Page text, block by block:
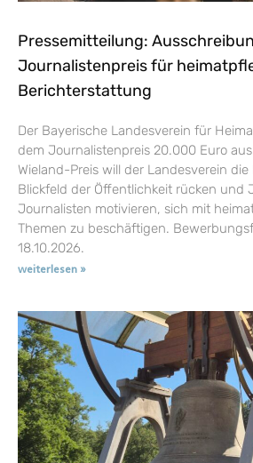
Pressemitteilung:
Journalistenpreis für
Berichterstattung
Der Bayerische Landesverein für
dem Journalistenpreis 20.000 Euro
Wieland-Preis will der Landesverein
Blickfeld der Öffentlichkeit rücken und
Journalisten motivieren, sich mit
Themen zu beschäftigen.
18.10.2026.
weiterlesen »